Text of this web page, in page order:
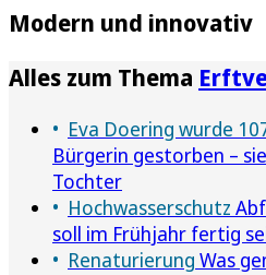
Modern und innovativ
Alles zum Thema
Eva Doering wurde
Bürgerin gestorben –
Tochter
Hochwasserschutz
soll im Frühjahr fertig
Renaturierung Was